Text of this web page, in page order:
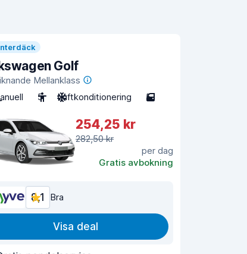
Golf
Mellanklass
5 Luftkonditionering 5
254,25 kr
282,50 kr
per dag
Gratis avbokning
8,1 Bra
Visa deal